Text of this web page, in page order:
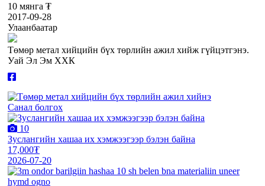
10 мянга ₮
2017-09-28
Улаанбаатар
Төмөр метал хийцийн бүх төрлийн ажил хийж гүйцэтгэнэ.
Уай Эл Эм ХХК
Санал болгох
10
Зуслангийн хашаа их хэмжээгээр бэлэн байна
17,000₮
2026-07-20